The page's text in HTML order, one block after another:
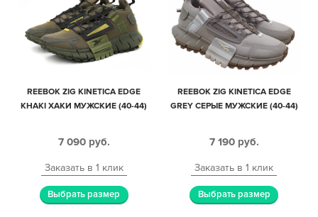
REEBOK ZIG KINETICA EDGE
KHAKI ХАКИ МУЖСКИЕ (40-44)
7 090 руб.
Заказать в 1 клик
Выбрать размер
REEBOK ZIG KINETICA EDGE
GREY СЕРЫЕ МУЖСКИЕ (40-44)
7 190 руб.
Заказать в 1 клик
Выбрать размер